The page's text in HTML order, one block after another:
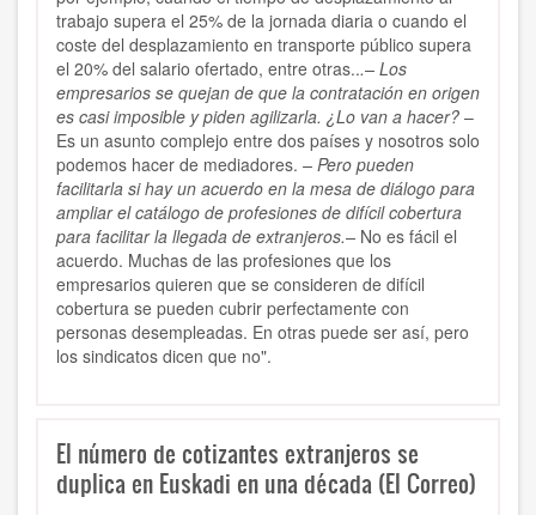
trabajo supera el 25% de la jornada diaria o cuando el
coste del desplazamiento en transporte público supera
el 20% del salario ofertado, entre otras...– Los
empresarios se quejan de que la contratación en origen
es casi imposible y piden agilizarla. ¿Lo van a hacer? –
Es un asunto complejo entre dos países y nosotros solo
podemos hacer de mediadores. – Pero pueden
facilitarla si hay un acuerdo en la mesa de diálogo para
ampliar el catálogo de profesiones de difícil cobertura
para facilitar la llegada de extranjeros.– No es fácil el
acuerdo. Muchas de las profesiones que los
empresarios quieren que se consideren de difícil
cobertura se pueden cubrir perfectamente con
personas desempleadas. En otras puede ser así, pero
los sindicatos dicen que no".
El número de cotizantes extranjeros se
duplica en Euskadi en una década (El Correo)